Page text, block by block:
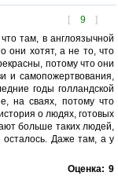
[ 9 ]
там, в англоязычной
они хотят, а не то, что
потому что они
и самопожертвования,
годы голландской
на сваях, потому что
о людях, готовых
больше таких людей,
осталось. Даже там, а у
Оценка: 9